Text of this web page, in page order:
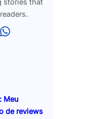
WhatsApp
Meu
de reviews